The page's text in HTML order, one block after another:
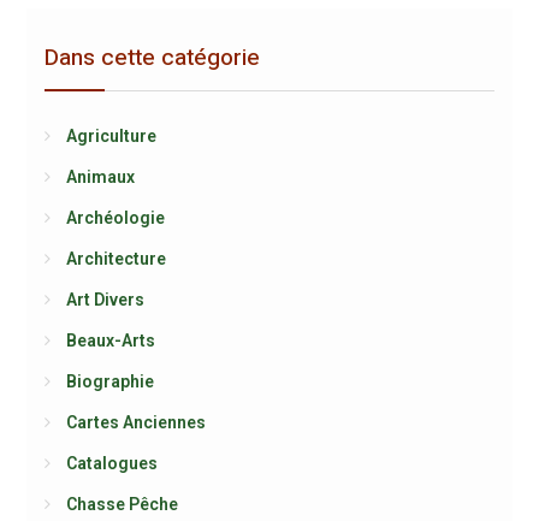
Dans cette catégorie
Agriculture
Animaux
Archéologie
Architecture
Art Divers
Beaux-Arts
Biographie
Cartes Anciennes
Catalogues
Chasse Pêche